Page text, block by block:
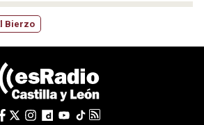
Bierzo